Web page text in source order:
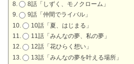
8話「しずく、モノクローム」
9話「仲間でライバル」
10話「夏、はじまる」
11話「みんなの夢、私の夢」
12話「花ひらく想い」
13話「みんなの夢を叶える場所」